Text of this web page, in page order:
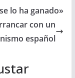
lo ha ganado»
con un
español